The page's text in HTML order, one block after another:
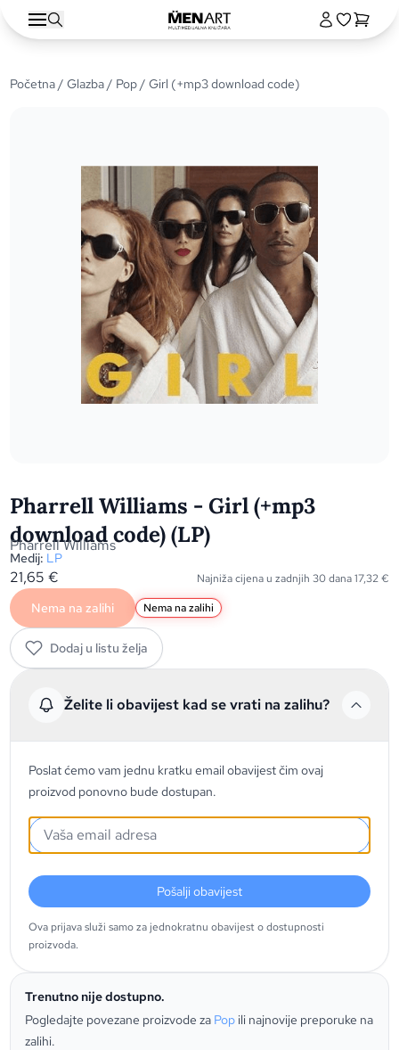
Početna/Glazba/ Pop/ Girl (+mp3 download code)
Pharrell Williams - Girl (+mp3
download code) (LP)
Pharrell Williams
Medij: LP
21,65€ Najniža cijena u zadnjih 30 dana17,32€
Nema na zalihi Nema na zalihi
Dodaj u listu želja
Želite li obavijest kad se vrati na zalihu?
Poslat ćemo vam jednu kratku email obavijest čim ovaj
proizvod ponovno bude dostupan.
Pošalji obavijest
Ova prijava služi samo za jednokratnu obavijest o dostupnosti
proizvoda.
Trenutno nije dostupno.
Pogledajte povezane proizvode za Pop ili najnovije preporuke na
zalihi.